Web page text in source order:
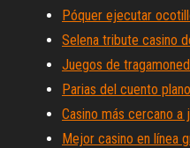
Póquer ejecutar
Selena tribute casino
Juegos de
Parias del cuento
Casino más cercano a
Mejor casino en línea